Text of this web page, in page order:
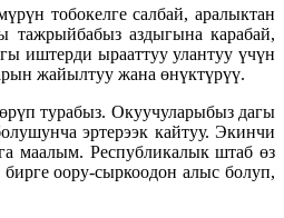
тобокелге салбай, аралыктан
тажрыйбабыз аздыгына карабай,
иштерди ырааттуу улантуу үчүн
жайылтуу жана өнүктүрүү.
турабыз. Окуучуларыбыз дагы
эртерээк кайтуу. Экинчи
маалым. Республикалык штаб өз
оору-сыркоодон алыс болуп,